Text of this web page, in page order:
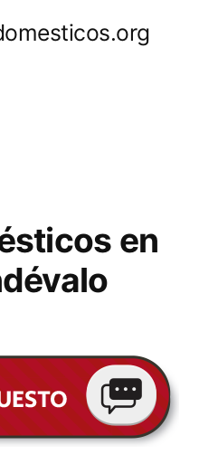
en